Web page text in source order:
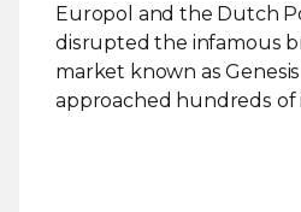
Europol and the Dutch
disrupted the infamous
market known as
approached hundreds of